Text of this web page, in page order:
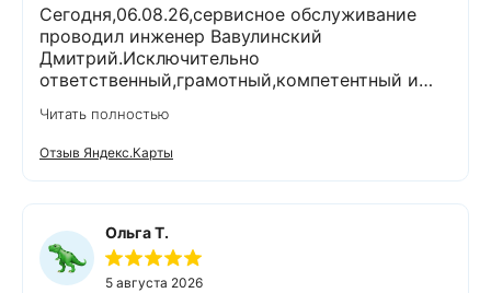
Сегодня,06.08.26,сервисное обслуживание
проводил инженер Вавулинский
Дмитрий.Исключительно
ответственный,грамотный,компетентный и
выполнены очень тщательно и качественно.На
все вопросы ответил
профессионально.Проанализировал и
выполнении работ поддерживал чистоту и
порядок.Помимо отличного выполненной
задачи,оставил хорошее настроение.Спасибо
Экодару,что в вашей организации работают
Читать полностью
Отзыв Яндекс.Карты
Ольга Т.
5 августа 2026